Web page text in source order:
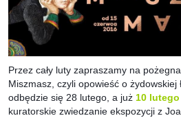
Przez cały luty zapraszamy na
Miszmasz, czyli opowieść o
odbędzie się 28 lutego, a już 10
kuratorskie zwiedzanie ekspozycji z